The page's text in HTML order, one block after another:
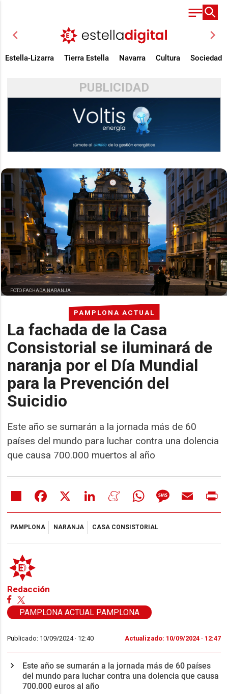
chevron_left chevron_right
Estella-Lizarra Tierra Estella Navarra Cultura Sociedad
PUBLICIDAD
PAMPLONA ACTUAL
La fachada de la Casa
Consistorial se iluminará de
naranja por el Día Mundial
para la Prevención del
Suicidio
Este año se sumarán a la jornada más de 60
países del mundo para luchar contra una dolencia
que causa 700.000 muertos al año
FOTO FACHADA NARANJA
Share Facebook LinkedIn MeneameWhatsAppMessageEmail
PAMPLONA NARANJA CASA CONSISTORIAL
Redacción
PAMPLONA ACTUAL PAMPLONA
Publicado: 10/09/2024 · 12:40 Actualizado: 10/09/2024 · 12:47
Este año se sumarán a la jornada más de 60 países
del mundo para luchar contra una dolencia que causa
700.000 euros al año